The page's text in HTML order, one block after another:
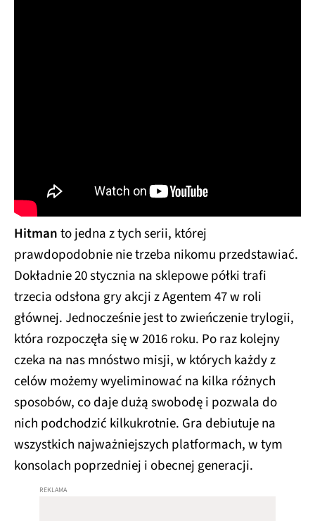
Hitmanto jedna z tych serii, której
prawdopodobnie nie trzeba nikomu przedstawiać.
Dokładnie 20 stycznia na sklepowe półki trafi
trzecia odsłona gry akcji z Agentem 47 w roli
głównej. Jednocześnie jest to zwieńczenie trylogii,
która rozpoczęła się w 2016 roku. Po raz kolejny
czeka na nas mnóstwo misji, w których każdy z
celów możemy wyeliminować na kilka różnych
sposobów, co daje dużą swobodę i pozwala do
nich podchodzić kilkukrotnie. Gra debiutuje na
wszystkich najważniejszych platformach, w tym
konsolach poprzedniej i obecnej generacji.